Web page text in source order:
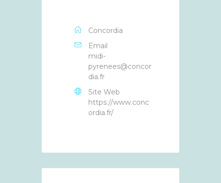
Concordia
Email
midi-
pyrenees@concor
dia.fr
Site Web
https://www.conc
ordia.fr/